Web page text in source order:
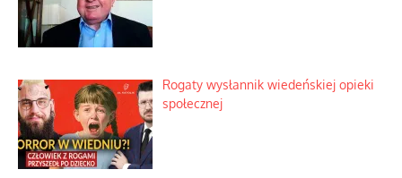
Rogaty wysłannik wiedeńskiej opieki
społecznej